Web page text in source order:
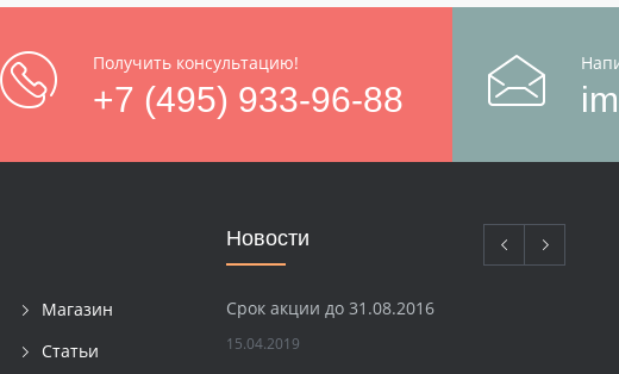
Получить консультацию!
+7 (495) 933-96-88
Магазин
Статьи
Новости
Срок акции до 31.08.2016
15.04.2019